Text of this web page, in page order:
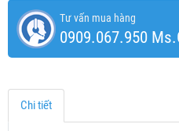
Tư vấn mua hàng
0909.067.950
Chi tiết